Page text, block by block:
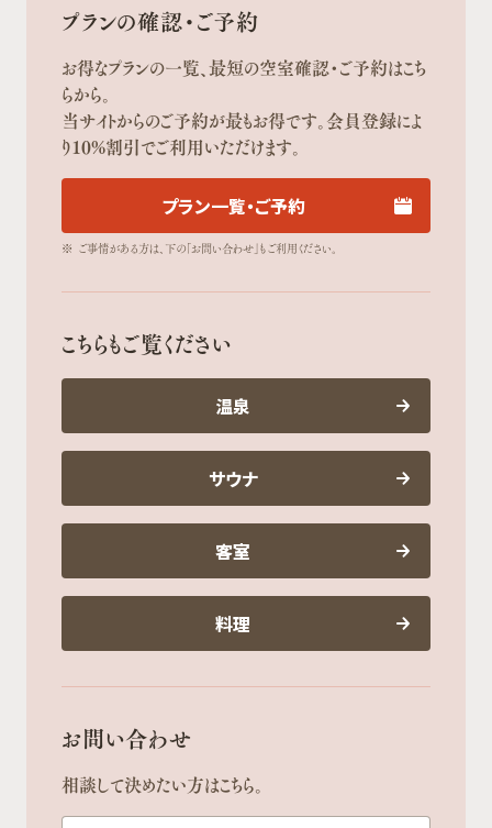
プランの確認・ご予約
お得なプランの一覧、最短の空室確認・ご予約はこち
らから。
当サイトからのご予約が最もお得です。会員登録によ
り10%割引でご利用いただけます。
プラン一覧・ご予約
※ ご事情がある方は、下の「お問い合わせ」もご利用ください。
こちらもご覧ください
温泉
サウナ
客室
料理
お問い合わせ
相談して決めたい方はこちら。